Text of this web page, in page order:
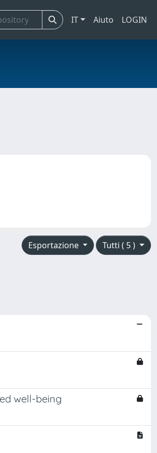
IT Aiuto LOGIN
Tutti ( 5 )
Esportazione
well-being